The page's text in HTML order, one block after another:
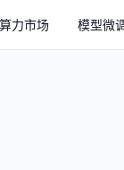
算力市场 模型微